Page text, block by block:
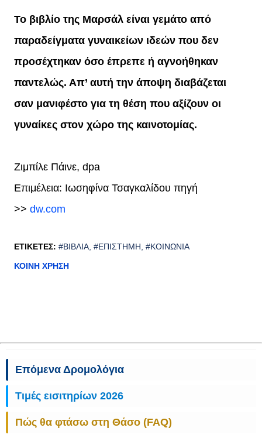
Το βιβλίο της Μαρσάλ είναι γεμάτο από
παραδείγματα γυναικείων ιδεών που δεν
προσέχτηκαν όσο έπρεπε ή αγνοήθηκαν
παντελώς. Απ’ αυτή την άποψη διαβάζεται
σαν μανιφέστο για τη θέση που αξίζουν οι
γυναίκες στον χώρο της καινοτομίας.
Ζιμπίλε Πάινε, dpa
Επιμέλεια: Ιωσηφίνα Τσαγκαλίδου πηγή
>> dw.com
ΕΤΙΚΈΤΕΣ: #ΒΙΒΛΊΑ #ΕΠΙΣΤΉΜΗ #ΚΟΙΝΩΝΊΑ
ΚΟΙΝΉ ΧΡΉΣΗ
Επόμενα Δρομολόγια
Τιμές εισιτηρίων 2026
Πώς θα φτάσω στη Θάσο (FAQ)